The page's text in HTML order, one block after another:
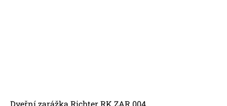
Dveřní zarážka Richter RK.ZAR.004